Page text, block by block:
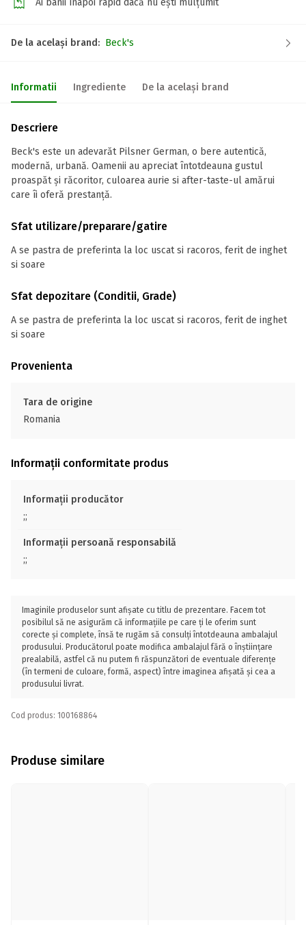
De la același brand: Beck's
Informatii Ingrediente De la același brand
Descriere
Beck's este un adevarăt Pilsner German, o bere autentică,
modernă, urbană. Oamenii au apreciat întotdeauna gustul
proaspăt și răcoritor, culoarea aurie si after-taste-ul amărui
care îi oferă prestanță.
Sfat utilizare/preparare/gatire
A se pastra de preferinta la loc uscat si racoros, ferit de inghet
si soare
Sfat depozitare (Conditii, Grade)
A se pastra de preferinta la loc uscat si racoros, ferit de inghet
si soare
Provenienta
Tara de origine
Romania
Informații conformitate produs
Informații producător
;;
Informații persoană responsabilă
;;
Imaginile produselor sunt afișate cu titlu de prezentare. Facem tot
posibilul să ne asigurăm că informațiile pe care ți le oferim sunt
corecte și complete, însă te rugăm să consulți întotdeauna ambalajul
produsului. Producătorul poate modifica ambalajul fără o înștiințare
prealabilă, astfel că nu putem fi răspunzători de eventuale diferențe
(în termeni de culoare, formă, aspect) între imaginea afișată și cea a
produsului livrat.
Cod produs: 100168864
Produse similare